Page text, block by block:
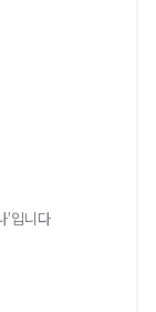
’입니다